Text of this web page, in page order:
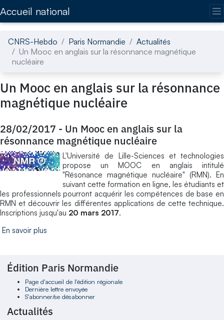
Accueil national
CNRS-Hebdo Paris Normandie
Actualités
Un Mooc en anglais sur la résonnance magnétique
nucléaire
Un Mooc en anglais sur la résonnance
magnétique nucléaire
28/02/2017 - Un Mooc en anglais sur la
résonnance magnétique nucléaire
L'Université de Lille-Sciences et technologies
propose un MOOC en anglais intitulé
"Résonance magnétique nucléaire" (RMN). En
suivant cette formation en ligne, les étudiants et
les professionnels pourront acquérir les compétences de base en
RMN et découvrir les différentes applications de cette technique.
Inscriptions jusqu'au 20 mars 2017.
En savoir plus
Édition Paris Normandie
Page d'accueil de l'édition régionale
Dernière lettre envoyée
S'abonner/se désabonner
Actualités